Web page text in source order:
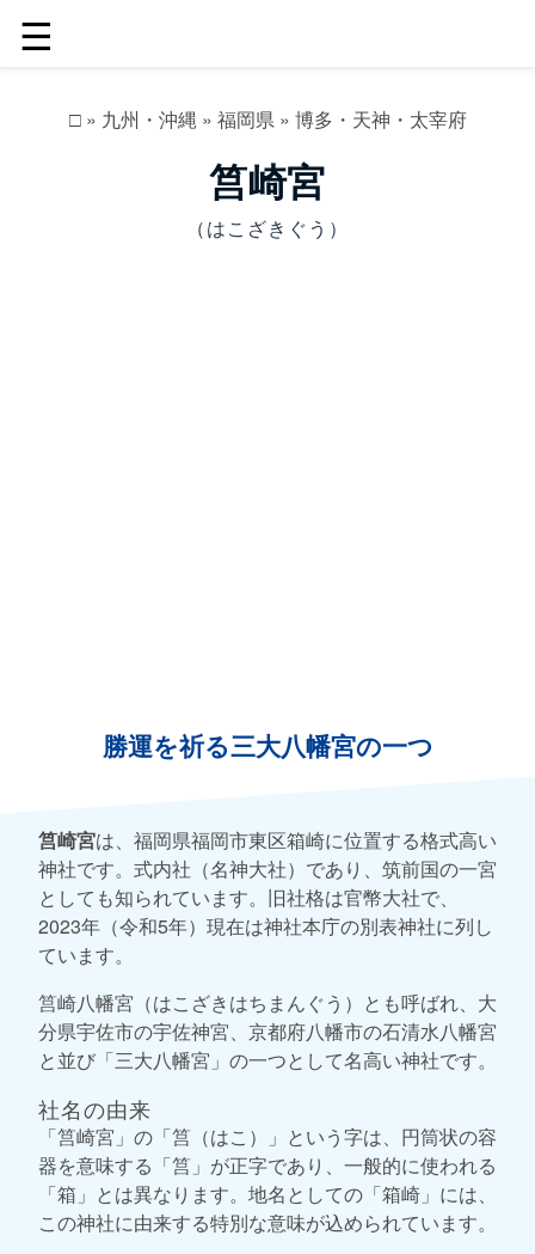
☰
□» 九州・沖縄 » 福岡県» 博多・天神・太宰府
筥崎宮
（はこざきぐう）
勝運を祈る三大八幡宮の一つ
筥崎宮は、福岡県福岡市東区箱崎に位置する格式高い
神社です。式内社（名神大社）であり、筑前国の一宮
としても知られています。旧社格は官幣大社で、
2023年（令和5年）現在は神社本庁の別表神社に列し
ています。
筥崎八幡宮（はこざきはちまんぐう）とも呼ばれ、大
分県宇佐市の宇佐神宮、京都府八幡市の石清水八幡宮
と並び「三大八幡宮」の一つとして名高い神社です。
社名の由来
「筥崎宮」の「筥（はこ）」という字は、円筒状の容
器を意味する「筥」が正字であり、一般的に使われる
「箱」とは異なります。地名としての「箱崎」には、
この神社に由来する特別な意味が込められています。